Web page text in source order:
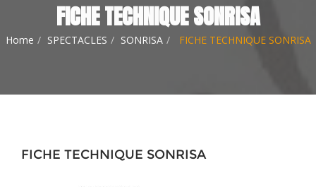
FICHE TECHNIQUE SONRISA
Home SPECTACLES SONRISA FICHE TECHNIQUE SONRISA
FICHE TECHNIQUE SONRISA